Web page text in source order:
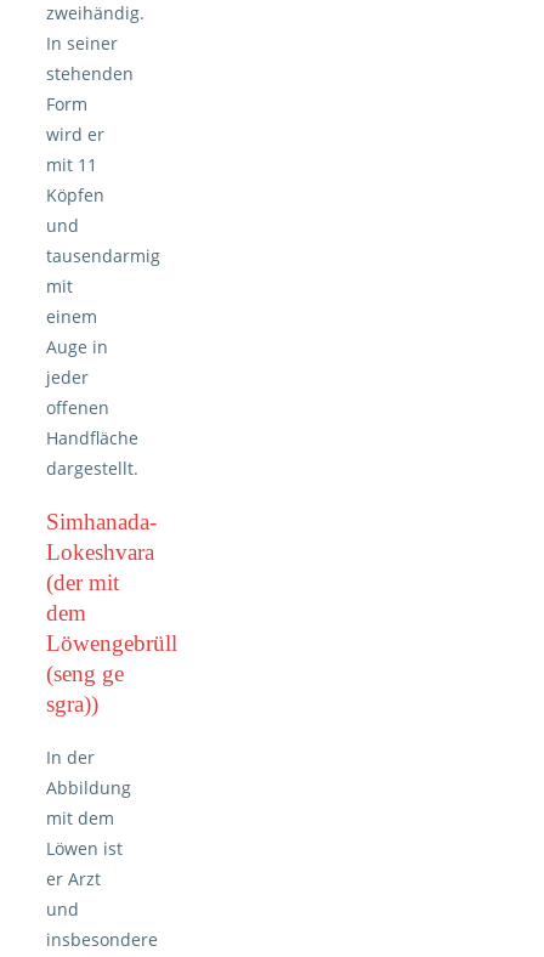
zweihändig.
In seiner
stehenden
Form
wird er
mit 11
Köpfen
und
tausendarmig
mit
einem
Auge in
jeder
offenen
Handfläche
dargestellt.
Simhanada-
Lokeshvara
(der mit
dem
Löwengebrüll
(seng ge
sgra))
In der
Abbildung
mit dem
Löwen ist
er Arzt
und
insbesondere